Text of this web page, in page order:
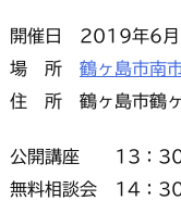
開催日 2019年6月
場 所 鶴ヶ島市南
住 所 鶴ヶ島市鶴
公開講座 13：
無料相談会 14：